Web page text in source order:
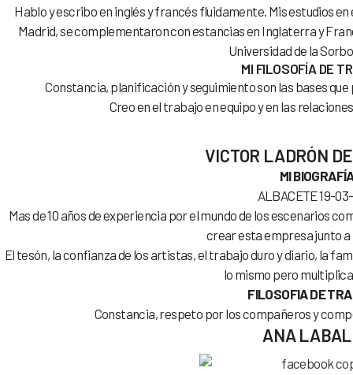
Hablo y escribo en inglés y francés fluidamente. Mis estudios
Madrid, se complementaron con estancias en Inglaterra y
Universidad de la
MI FILOSOFÍA DE
Constancia, planificación y seguimiento son las bases
Creo en el trabajo en equipo y en las
VICTOR LADRÓN
MI
ALBACETE 19-
Mas de 10 años de experiencia por el mundo de los escenarios
crear esta empresa junto a
El tesón, la confianza de los artistas, el trabajo duro y diario, la
lo mismo pero
FILOSOFIA DE
Constancia, respeto por los compañeros y
ANA